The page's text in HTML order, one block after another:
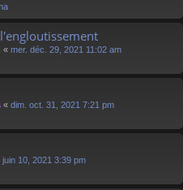
« mer. déc. 29, 2021 11:02 am
« dim. oct. 31, 2021 7:21 pm
juin 10, 2021 3:39 pm